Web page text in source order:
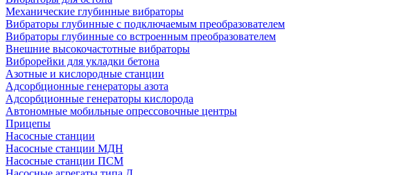
Механические глубинные вибраторы
Вибраторы глубинные с подключаемым преобразователем
Вибраторы глубинные со встроенным преобразователем
Внешние высокочастотные вибраторы
Виброрейки для укладки бетона
Азотные и кислородные станции
Адсорбционные генераторы азота
Адсорбционные генераторы кислорода
Автономные мобильные опрессовочные центры
Прицепы
Насосные станции
Насосные станции МДН
Насосные станции ПСМ